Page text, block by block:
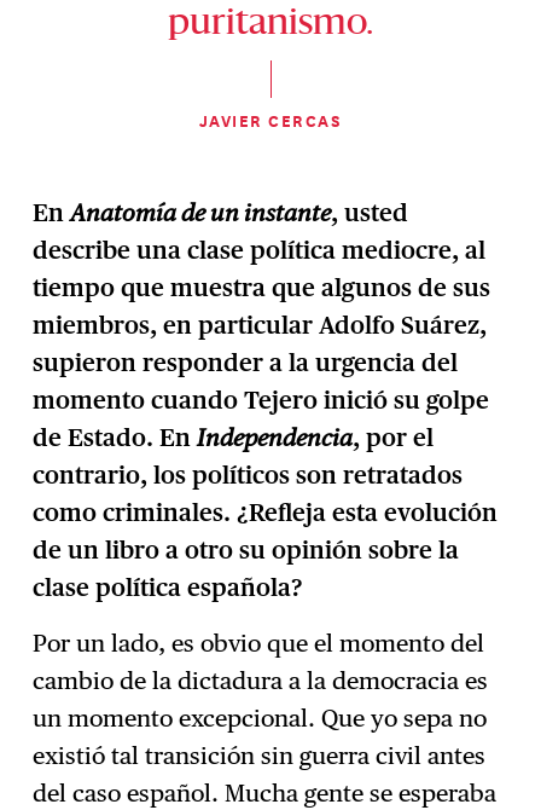
puritanismo.
JAVIER CERCAS
EnAnatomía de un instante, usted
describe una clase política mediocre, al
tiempo que muestra que algunos de sus
miembros, en particular Adolfo Suárez,
supieron responder a la urgencia del
momento cuando Tejero inició su golpe
de Estado. EnIndependencia, por el
contrario, los políticos son retratados
como criminales. ¿Refleja esta evolución
de un libro a otro su opinión sobre la
clase política española?
Por un lado, es obvio que el momento del
cambio de la dictadura a la democracia es
un momento excepcional. Que yo sepa no
existió tal transición sin guerra civil antes
del caso español. Mucha gente se esperaba